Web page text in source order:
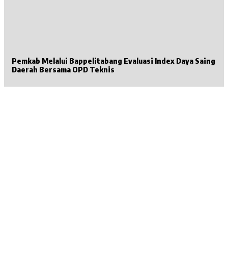
Pemkab Melalui Bappelitabang Evaluasi Index Daya Saing
Daerah Bersama OPD Teknis